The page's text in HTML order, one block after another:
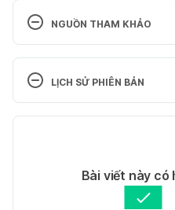
NGUỒN THAM KHẢO
http://www.fitday.com/
articles/fitness/
Breathing problems and
https://
Living/breathing-
LỊCH SỬ PHIÊN BẢN
Tác giả: Thảo Vy
Tham vấn y khoa: Bác
Trúc Phạm
Bài viết này có